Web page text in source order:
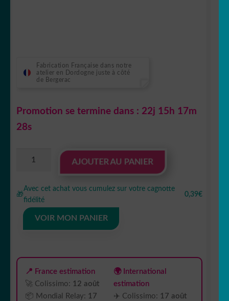
Fabrication Française dans notre
atelier en Dordogne juste à côté
de Bergerac
Promotion se termine dans : 22j 15h 17m
27s
animaux
planche
PGO157856
AJOUTER AU PANIER
🎁
Avec cet achat vous cumulez sur votre cagnotte
fidélité
0,39€
VOIR MON PANIER
📍 France estimation
🚀 Colissimo: 12 août
📦 Mondial Relay: 17
🌍 International
estimation
✈️ Colissimo: 17 août